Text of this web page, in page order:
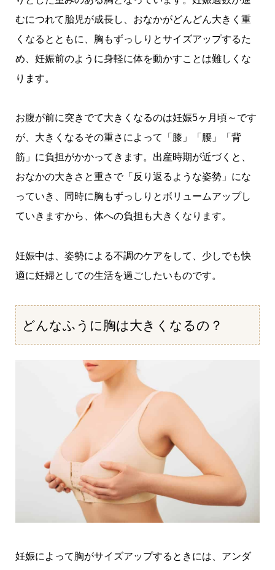
むにつれて胎児が成長し、おなかがどんどん大きく重
くなるとともに、胸もずっしりとサイズアップするた
め、妊娠前のように身軽に体を動かすことは難しくな
ります。
お腹が前に突きでて大きくなるのは妊娠5ヶ月頃～です
が、大きくなるその重さによって「膝」「腰」「背
筋」に負担がかかってきます。出産時期が近づくと、
おなかの大きさと重さで「反り返るような姿勢」にな
っていき、同時に胸もずっしりとボリュームアップし
ていきますから、体への負担も大きくなります。
妊娠中は、姿勢による不調のケアをして、少しでも快
適に妊婦としての生活を過ごしたいものです。
どんなふうに胸は大きくなるの？
妊娠によって胸がサイズアップするときには、アンダ